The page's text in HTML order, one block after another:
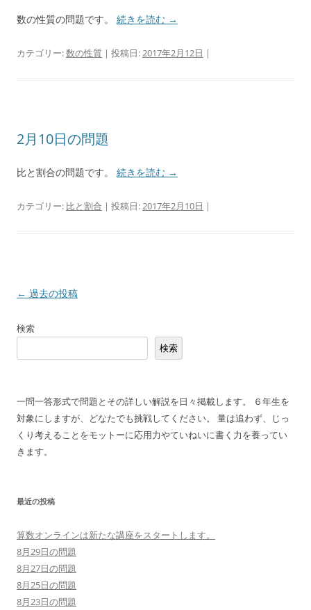
数の性質の問題です。 続きを読む →
カテゴリー:数の性質 | 投稿日:2017年2月12日 |
2月10日の問題
比と割合の問題です。 続きを読む →
カテゴリー: 比と割合 | 投稿日:2017年2月10日 |
投
ナ
ョ
ン
← 過去の投稿
検索
検索
一問一答形式で問題とその詳しい解説を日々掲載します。 ６年生を
対象にしますが、どなたでも挑戦してください。 量は追わず、じっ
くり考えることをモットーに応用力やていねいに書く力を養ってい
きます。
最近の投稿
算数オンラインは新たな講座をスタートします。
8月29日の問題
8月27日の問題
8月25日の問題
8月23日の問題